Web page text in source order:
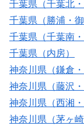
千葉県（千葉北
千葉県（勝浦・御
千葉県（千葉南
千葉県（内房）
神奈川県（鎌倉・
神奈川県（藤沢・
神奈川県（西湘・
神奈川県（茅ヶ崎